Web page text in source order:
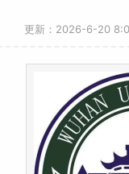
更新：2026-6-20